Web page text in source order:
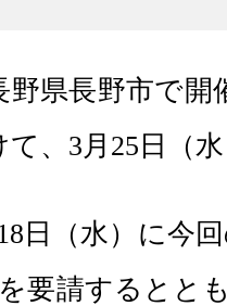
野県長野市で
て、3月25日（
日（水）に
要請するとと